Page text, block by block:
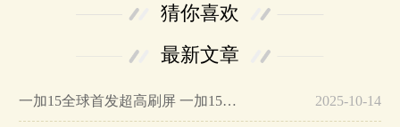
猜你喜欢
最新文章
一加15全球首发超高刷屏 一加15参数详细配置… 2025-10-14